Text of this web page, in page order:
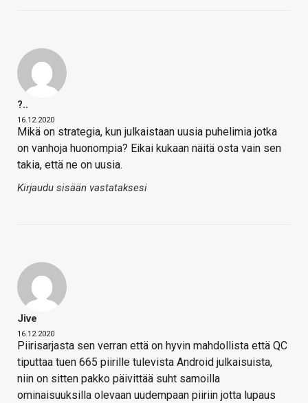
?..
16.12.2020
Mikä on strategia, kun julkaistaan uusia puhelimia jotka
on vanhoja huonompia? Eikai kukaan näitä osta vain sen
takia, että ne on uusia.
Kirjaudu sisään vastataksesi
Jive
16.12.2020
Piirisarjasta sen verran että on hyvin mahdollista että QC
tiputtaa tuen 665 piirille tulevista Android julkaisuista,
niin on sitten pakko päivittää suht samoilla
ominaisuuksilla olevaan uudempaan piiriin jotta lupaus